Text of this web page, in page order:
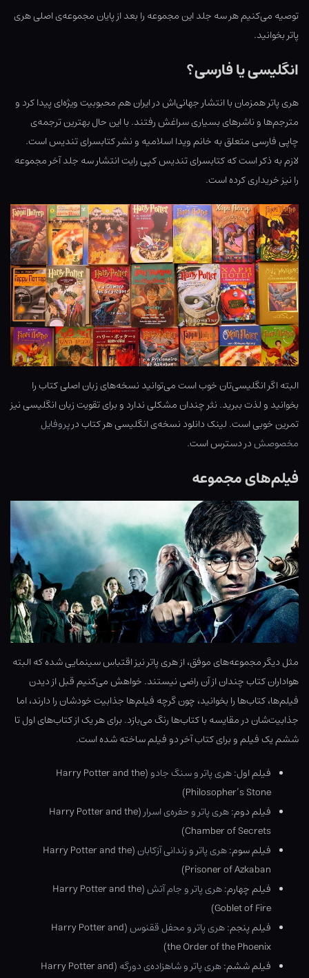
توصیه می‌کنیم هر سه جلد این مجموعه را بعد از پایان مجموعه‌ی اصلی هری
پاتر بخوانید.
انگلیسی یا فارسی؟
هری پاتر همزمان با انتشار جهانی‌اش در ایران هم محبوبیت ویژه‌ای پیدا کرد و
مترجم‌ها و ناشرهای بسیاری سراغش رفتند. با این حال بهترین ترجمه‌ی
چاپی فارسی متعلق به خانم ویدا اسلامیه و نشر کتابسرای تندیس است.
لازم به ذکر است که کتابسرای تندیس کپی رایت انتشار سه جلد آخر مجموعه
را نیز خریداری کرده است.
البته اگر انگلیسی‌تان خوب است می‌توانید نسخه‌های زبان اصلی کتاب را
بخوانید و لذت ببرید. نثر چندان مشکلی ندارد و برای تقویت زبان انگلیسی نیز
تمرین خوبی است. لینک دانلود نسخه‌ی انگلیسی هر کتاب درپروفایل
مخصوصشدر دسترس است.
فیلم‌های مجموعه
مثل دیگر مجموعه‌های موفق، از هری پاتر نیز اقتباس سینمایی شده که البته
هواداران کتاب چندان از آن راضی نیستند. خواهش می‌کنیم قبل از دیدن
فیلم‌ها، کتاب‌ها را بخوانید، چون گرچه فیلم‌ها جذابیت خودشان را دارند، اما
جذابیت‌شان در مقایسه با کتاب‌ها رنگ می‌بازد. برای هر یک از کتاب‌های اول تا
ششم یک فیلم و برای کتاب آخر دو فیلم ساخته شده است.
فیلم اول:هری پاتر و سنگ جادو (Harry Potter and the
Philosopher’s Stone)
فیلم دوم:هری پاتر و حفره‌ی اسرار (Harry Potter and the
Chamber of Secrets)
فیلم سوم:هری پاتر و زندانی آزکابان (Harry Potter and the
Prisoner of Azkaban)
فیلم چهارم:هری پاتر و جام آتش (Harry Potter and the
Goblet of Fire)
فیلم پنجم:هری پاتر و محفل ققنوس (Harry Potter and
the Order of the Phoenix)
فیلم ششم:هری پاتر و شاهزاده‌ی دورگه (Harry Potter and